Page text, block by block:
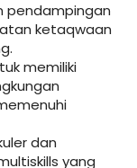
pendampingan
ketaqwaan
memiliki
dan
yang